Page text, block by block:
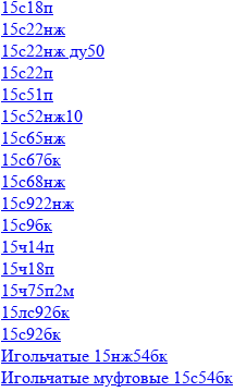
15с18п
15с22нж
15с22нж ду50
15с22п
15с51п
15с52нж10
15с65нж
15с67бк
15с68нж
15с922нж
15с9бк
15ч14п
15ч18п
15ч75п2м
15лс92бк
15с92бк
Игольчатые 15нж54бк
Игольчатые муфтовые 15с54бк